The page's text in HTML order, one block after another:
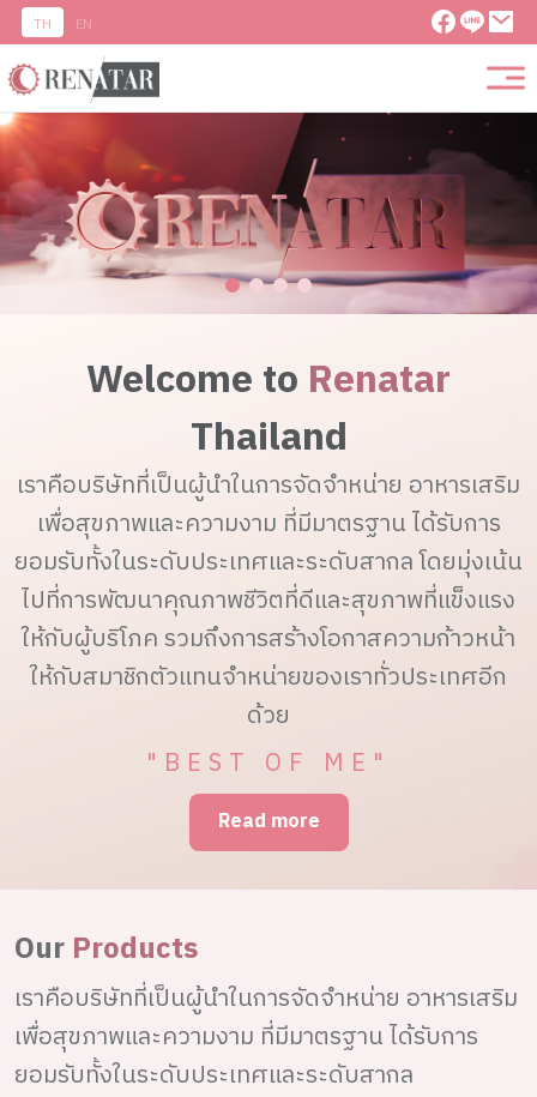
TH EN
Welcome to Renatar
Thailand
เราคือบริษัทที่เป็นผู้นำในการจัดจำหน่าย อาหารเสริม
เพื่อสุขภาพและความงาม ที่มีมาตรฐาน ได้รับการ
ยอมรับทั้งในระดับประเทศและระดับสากล โดยมุ่งเน้น
ไปที่การพัฒนาคุณภาพชีวิตที่ดีและสุขภาพที่แข็งแรง
ให้กับผู้บริโภค รวมถึงการสร้างโอกาสความก้าวหน้า
ให้กับสมาชิกตัวแทนจำหน่ายของเราทั่วประเทศอีก
ด้วย
"BEST OF ME"
Read more
Our Products
เราคือบริษัทที่เป็นผู้นำในการจัดจำหน่าย อาหารเสริม
เพื่อสุขภาพและความงาม ที่มีมาตรฐาน ได้รับการ
ยอมรับทั้งในระดับประเทศและระดับสากล